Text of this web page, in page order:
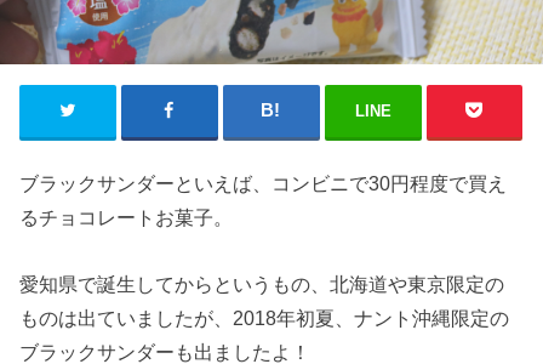
LINE
ブラックサンダーといえば、コンビニで30円程度で買え
るチョコレートお菓子。
愛知県で誕生してからというもの、北海道や東京限定の
ものは出ていましたが、2018年初夏、ナント沖縄限定の
ブラックサンダーも出ましたよ！